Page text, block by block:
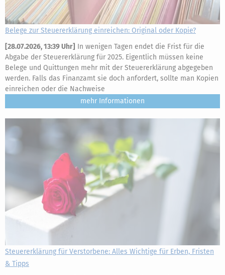
Belege zur Steuererklärung einreichen: Original oder Kopie?
[28.07.2026, 13:39 Uhr] In wenigen Tagen endet die Frist für die
Abgabe der Steuererklärung für 2025. Eigentlich müssen keine
Belege und Quittungen mehr mit der Steuererklärung abgegeben
werden. Falls das Finanzamt sie doch anfordert, sollte man Kopien
einreichen oder die Nachweise
mehr
Steuererklärung für Verstorbene: Alles Wichtige für Erben, Fristen
& Tipps